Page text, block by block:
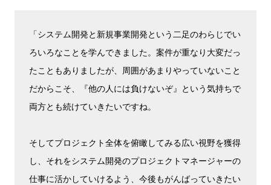
「システム開発と新規事業開発という二足のわらじでい
ろいろなことを学んできました。案件が重なり大変だっ
たこともありましたが、周囲があまりやっていないこと
だからこそ、『他の人には負けないぞ』という気持ちで
両方とも続けていきたいですね。
そしてプロジェクト全体を俯瞰してみる広い視野を獲得
し、それをシステム開発のプロジェクトマネージャーの
仕事に活かしていけるよう、今後もがんばっていきたい